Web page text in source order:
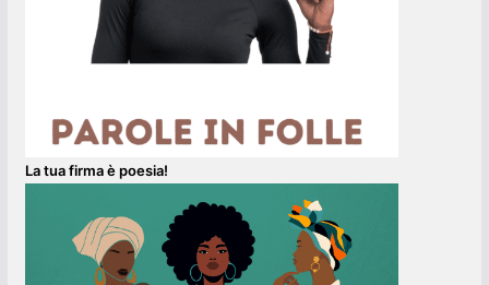
La tua firma è poesia!